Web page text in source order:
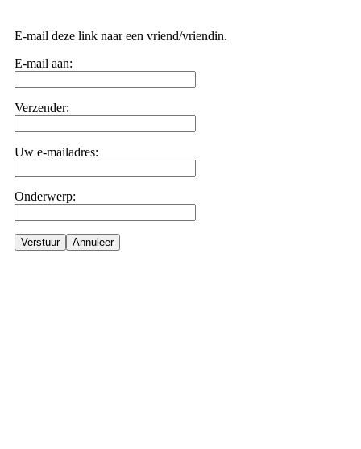
E-mail deze link naar een vriend/vriendin.
E-mail aan:
Verzender:
Uw e-mailadres:
Onderwerp:
Verstuur Annuleer